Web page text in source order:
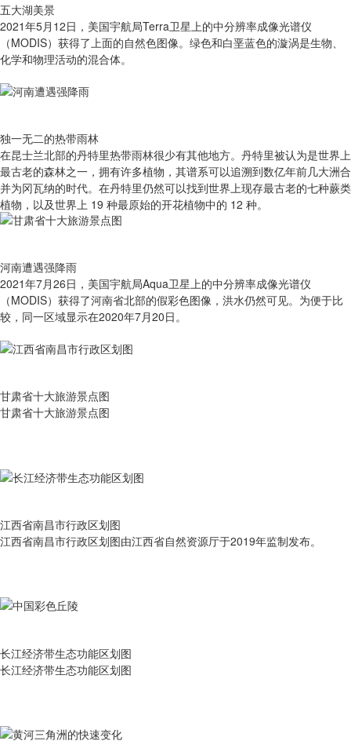
五大湖美景
2021年5月12日，美国宇航局Terra卫星上的中分辨率成像光谱仪
（MODIS）获得了上面的自然色图像。绿色和白垩蓝色的漩涡是生物、
化学和物理活动的混合体。
独一无二的热带雨林
在昆士兰北部的丹特里热带雨林很少有其他地方。丹特里被认为是世界上
最古老的森林之一，拥有许多植物，其谱系可以追溯到数亿年前几大洲合
并为冈瓦纳的时代。在丹特里仍然可以找到世界上现存最古老的七种蕨类
植物，以及世界上 19 种最原始的开花植物中的 12 种。
河南遭遇强降雨
2021年7月26日，美国宇航局Aqua卫星上的中分辨率成像光谱仪
（MODIS）获得了河南省北部的假彩色图像，洪水仍然可见。为便于比
较，同一区域显示在2020年7月20日。
甘肃省十大旅游景点图
甘肃省十大旅游景点图
江西省南昌市行政区划图
江西省南昌市行政区划图由江西省自然资源厅于2019年监制发布。
长江经济带生态功能区划图
长江经济带生态功能区划图